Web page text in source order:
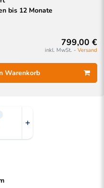
bis 12 Monate
799,00 €
inkl. MwSt. - Versand
Warenkorb